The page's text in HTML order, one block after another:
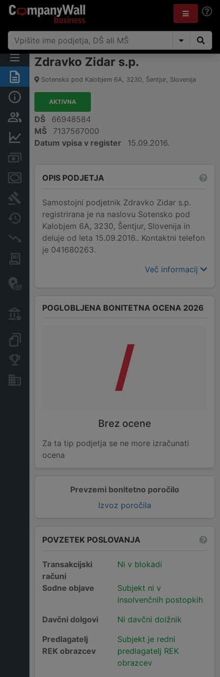
Povzetek
Odgovorne osebe in lastništvo
Zastavne pravice
Sodni postopki
Spremembe
Insolvenčni postopki
transakcije
Transakcije iz državnega
proračuna
Zdravko Zidar s.p.
Sotensko pod Kalobjem 6A, 3230, Šentjur, Slovenija
AKTIVNA
DŠ
66948584
MŠ
7137567000
Datum vpisa v register
15.09.2016.
OPIS PODJETJA
Samostojni podjetnik Zdravko Zidar s.p.
registrirana je na naslovu Sotensko pod
Kalobjem 6A, 3230, Šentjur, Slovenija in
deluje od leta 15.09.2016.. Kontaktni telefon
je 041680263.
Več informacij
Prevzemi bonitetno poročilo
Izvoz poročila
POGLOBLJENA BONITETNA OCENA 2026
/
Brez ocene
Za ta tip podjetja se ne more izračunati
ocena
POVZETEK POSLOVANJA
Transakcijski
računi
Ni v blokadi
Sodne objave
Subjekt ni v
insolvenčnih postopkih
Davčni dolgovi
Ni davčni dolžnik
Predlagatelj
REK obrazcev
Subjekt je redni
predlagatelj REK
obrazcev